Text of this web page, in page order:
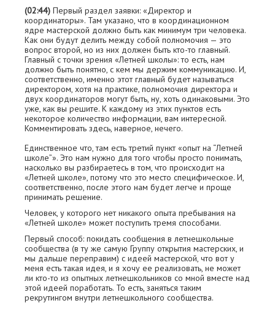
(02:44) Первый раздел заявки: «Директор и
координаторы». Там указано, что в координационном
ядре мастерской должно быть как минимум три человека.
Как они будут делить между собой полномочия — это
вопрос второй, но из них должен быть кто-то главный.
Главный с точки зрения «Летней школы»: то есть, нам
должно быть понятно, с кем мы держим коммуникацию. И,
соответственно, именно этот главный будет называться
директором, хотя на практике, полномочия директора и
двух координаторов могут быть, ну, хоть одинаковыми. Это
уже, как вы решите. К каждому из этих пунктов есть
некоторое количество информации, вам интересной.
Комментировать здесь, наверное, нечего.
Единственное что, там есть третий пункт «опыт на “Летней
школе”». Это нам нужно для того чтобы просто понимать,
насколько вы разбираетесь в том, что происходит на
«Летней школе», потому что это место специфическое. И,
соответственно, после этого нам будет легче и проще
принимать решение.
Человек, у которого нет никакого опыта пребывания на
«Летней школе» может поступить тремя способами.
Первый способ: покидать сообщения в летнешкольные
сообщества (в ту же самую Группу открытия мастерских, и
мы дальше переправим) с идеей мастерской, что вот у
меня есть такая идея, и я хочу ее реализовать, не может
ли кто-то из опытных летнешкольников со мной вместе над
этой идеей поработать. То есть, заняться таким
рекрутингом внутри летнешкольного сообщества.